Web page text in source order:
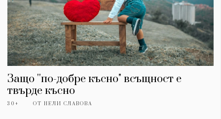
Защо ''по-добре късно" всъщност е
твърде късно
30+ ОТ НЕЛИ СЛАВОВА